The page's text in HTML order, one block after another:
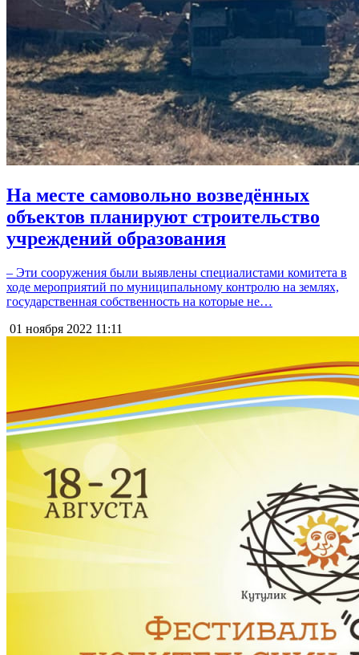
На месте самовольно возведённых
объектов планируют строительство
учреждений образования
– Эти сооружения были выявлены специалистами комитета в
ходе мероприятий по муниципальному контролю на землях,
государственная собственность на которые не…
01 ноября 2022 11:11